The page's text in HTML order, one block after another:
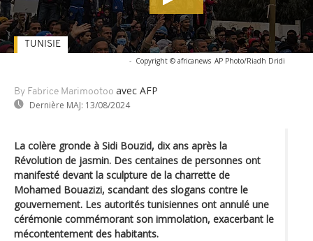
- Copyright © africanews AP Photo/Riadh Dridi
By Fabrice Marimootoo avec AFP
Dernière MAJ: 13/08/2024
TUNISIE
La colère gronde à Sidi Bouzid, dix ans après la
Révolution de jasmin. Des centaines de personnes ont
manifesté devant la sculpture de la charrette de
Mohamed Bouazizi, scandant des slogans contre le
gouvernement. Les autorités tunisiennes ont annulé une
cérémonie commémorant son immolation, exacerbant le
mécontentement des habitants.